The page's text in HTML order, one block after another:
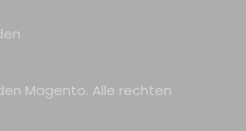
Magento. Alle rechten